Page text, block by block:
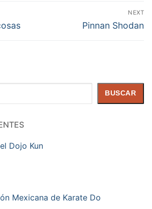
NEXT
Next
Pinnan Shodan
BUSCAR
Dojo Kun
Mexicana de Karate Do